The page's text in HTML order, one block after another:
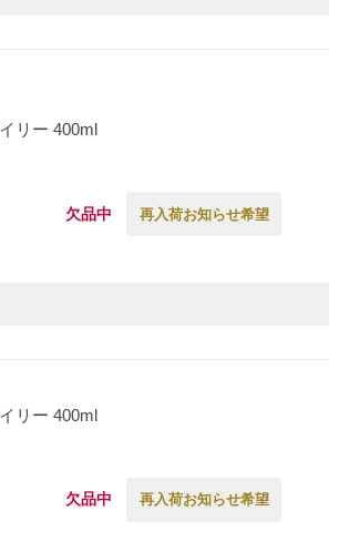
リー 400ml
欠品中 再入荷お知らせ希望
リー 400ml
欠品中 再入荷お知らせ希望